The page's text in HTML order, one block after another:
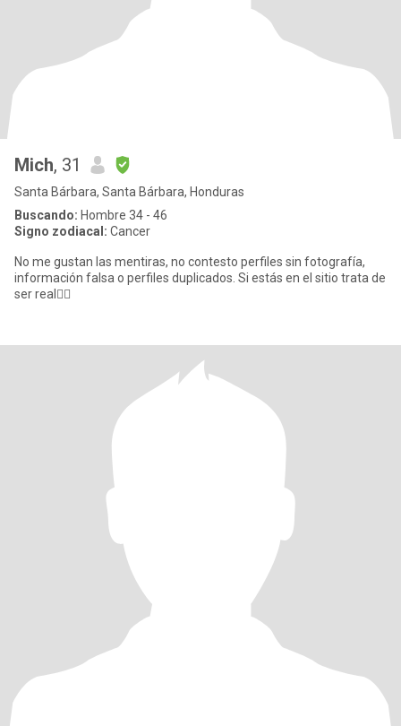
Mich, 31
Santa Bárbara, Santa Bárbara, Honduras
Buscando: Hombre 34 - 46
Signo zodiacal: Cancer
No me gustan las mentiras, no contesto perfiles sin fotografía,
información falsa o perfiles duplicados. Si estás en el sitio trata de
ser real👍🏻